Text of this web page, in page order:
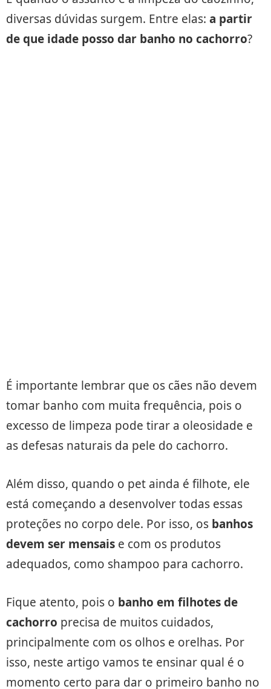
diversas dúvidas surgem. Entre elas: a partir
de que idade posso dar banho no cachorro?
É importante lembrar que os cães não devem
tomar banho com muita frequência, pois o
excesso de limpeza pode tirar a oleosidade e
as defesas naturais da pele do cachorro.
Além disso, quando o pet ainda é filhote, ele
está começando a desenvolver todas essas
proteções no corpo dele. Por isso, os banhos
devem ser mensais e com os produtos
adequados, como shampoo para cachorro.
Fique atento, pois o banho em filhotes de
cachorro precisa de muitos cuidados,
principalmente com os olhos e orelhas. Por
isso, neste artigo vamos te ensinar qual é o
momento certo para dar o primeiro banho no